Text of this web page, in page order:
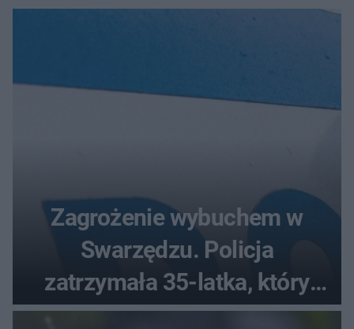
Zagrożenie wybuchem w
Swarzędzu. Policja
zatrzymała 35-latka, który
zgłosił ładunek w swoim